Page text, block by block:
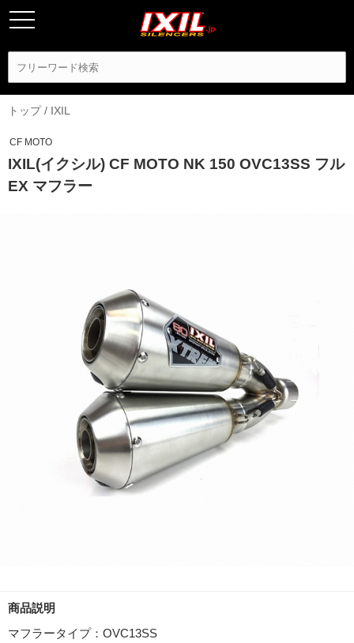
トップ/ IXIL
CF MOTO
IXIL(イクシル) CF MOTO NK 150 OVC13SS フル
EX マフラー
商品説明
マフラータイプ：OVC13SS